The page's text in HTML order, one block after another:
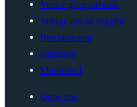
Verzorgingsadvies
Veelgestelde vragen
Retourneren
Garantie
Maattabel
Over ons